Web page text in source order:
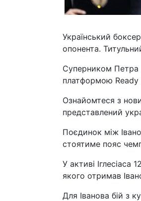
Український
опонента.
Суперником Петра
платформою Ready
Ознайомтеся з
представлений
Поєдинок між
стоятиме пояс
У активі
якого отримав
Для Іванова бій з